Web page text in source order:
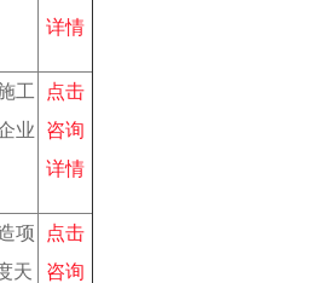
详情
工
业
点击
咨询
详情
项
天
点击
咨询